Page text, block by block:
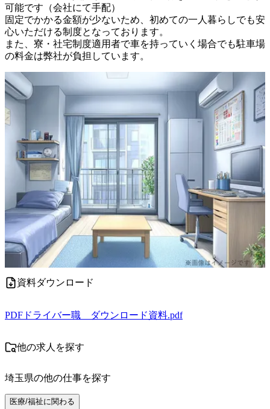
可能です（会社にて手配）
固定でかかる金額が少ないため、初めての一人暮らしでも安
心いただける制度となっております。
また、寮・社宅制度適用者で車を持っていく場合でも駐車場
の料金は弊社が負担しています。
資料ダウンロード
PDF ドライバー職 ダウンロード資料.pdf
他の求人を探す
埼玉県の他の仕事を探す
医療/福祉に関わる